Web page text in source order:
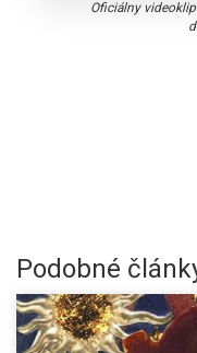
Oficiálny
Podobné